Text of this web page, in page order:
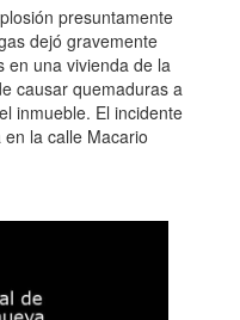
presuntamente
dejó gravemente
en una vivienda de la
causar quemaduras a
inmueble. El incidente
la calle Macario